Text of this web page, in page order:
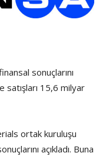
sonuçlarını
satışları 15,6 milyar
ortak kuruluşu
açıkladı. Buna